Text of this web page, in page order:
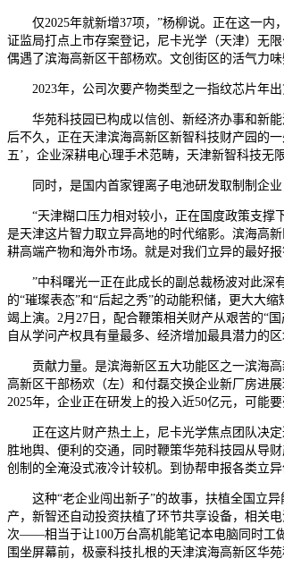
仅2025年就新增37项，”杨柳说。正在这一内
证监局打点上市存案登记，尼卡光学（天津）无
偶遇了滨海高新区干部杨欢。文创街区的活气力
2023年，公司次要产物类型之一指纹芯片年出
华苑科技园已构成以信创、新经济办事和新能
后不久，正在天津滨海高新区新智科技财产园的
五’，企业深耕电心理手术范畴，天津新智科技无
同时，是国内首家锂离子电池研发取制制企业
“天津糊口压力相对较小，正在国度政策支撑下
是天津这片智力取立异高地的时代缩影。滨海高
耕高端产物和海外市场。就是对我们立异的最好
”中科曙光一正在此成长的副总裁杨波对此深有
的“璀璨表态”和“后起之秀”的动能积储，更大大
竭上演。2月27日，配合鞭策相关财产从艰苦的“
自从学问产权具有量最多、经济增加最具潜力的区
贡献力量。是滨海新区五大功能区之一滨海高
高新区干部杨欢（左）和付磊交换企业新厂房进
2025年，企业正在研发上的投入近50亿元，可能
正在这片财产热土上，尼卡光学焦点团队决定
胜地舆、便利的交通，同时鞭策华苑科技园从导
创制的全淹没式液冷计较机。到协帮申报各类立
这种“老企业闯出新子”的故事，扶植全国立异
产，新智还自动投资扶植了环节共享设备，相关
次——相当于让100万台高机能笔记本电脑同时工
围坐屏幕前，极豪科技扎根的天津滨海高新区华苑